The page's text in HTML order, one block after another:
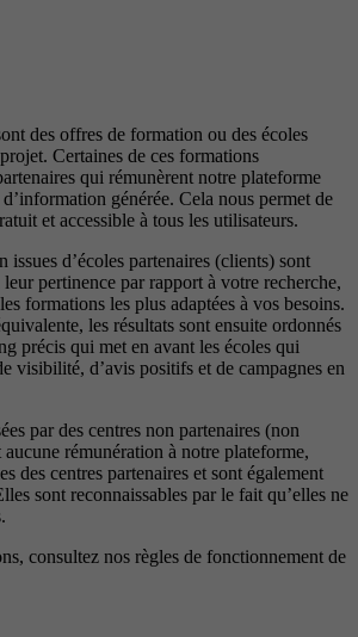
des offres de formation ou des écoles
Certaines de ces formations
qui rémunèrent notre plateforme
générée. Cela nous permet de
et accessible à tous les utilisateurs.
d’écoles partenaires (clients) sont
leur pertinence par rapport à votre recherche,
formations les plus adaptées à vos besoins.
les résultats sont ensuite ordonnés
précis qui met en avant les écoles qui
visibilité, d’avis positifs et de campagnes en
par des centres non partenaires (non
rémunération à notre plateforme,
des centres partenaires et sont également
sont reconnaissables par le fait qu’elles ne
consultez nos règles de fonctionnement de